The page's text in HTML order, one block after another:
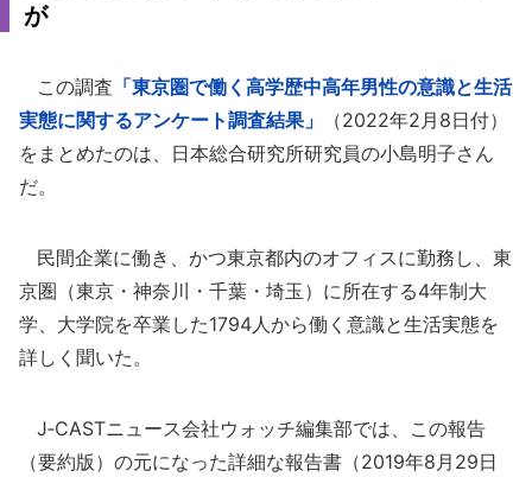
が
この調査 「東京圏で働く高学歴中高年男性の意識と生活
実態に関するアンケート調査結果」
（2022年2月8日付）
をまとめたのは、日本総合研究所研究員の小島明子さん
だ。
民間企業に働き、かつ東京都内のオフィスに勤務し、東
京圏（東京・神奈川・千葉・埼玉）に所在する4年制大
学、大学院を卒業した1794人から働く意識と生活実態を
詳しく聞いた。
J‐CASTニュース会社ウォッチ編集部では、この報告
（要約版）の元になった詳細な報告書（2019年8月29日